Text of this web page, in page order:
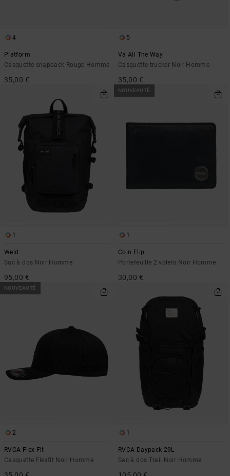
4
Platform
Casquette snapback Rouge Homme
35,00 €
5
Va All The Way
Casquette trucker Noir Homme
35,00 €
1
Weld
Sac à dos Noir Homme
95,00 €
NOUVEAUTÉ
1
Coin Flip
Portefeuille 2 volets Noir Homme
30,00 €
NOUVEAUTÉ
2
RVCA Flex Fit
Casquette Flexfit Noir Homme
1
RVCA Daypack 29L
Sac à dos Trail Noir Homme